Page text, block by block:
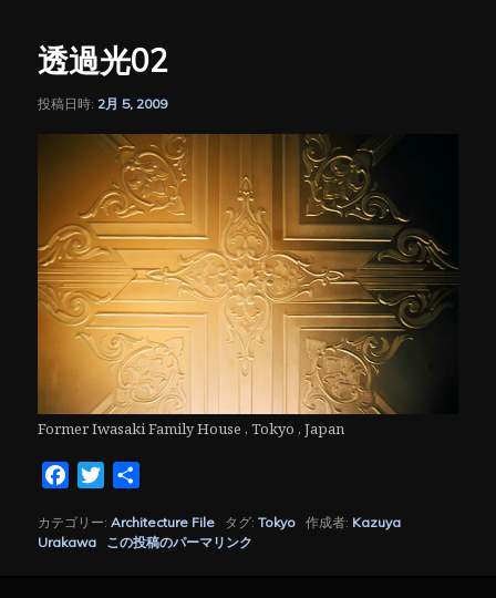
ビ
ゲ
シ
透過光02
投稿日時: 2月 5, 2009
Former Iwasaki Family House , Tokyo , Japan
FacebookTwitter
カテゴリー:Architecture File タグ:Tokyo 作成者: Kazuya
Urakawa
この投稿のパーマリンク